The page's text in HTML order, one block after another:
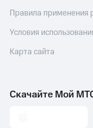
Правила применения
Условия
Карта сайта
Скачайте Мой